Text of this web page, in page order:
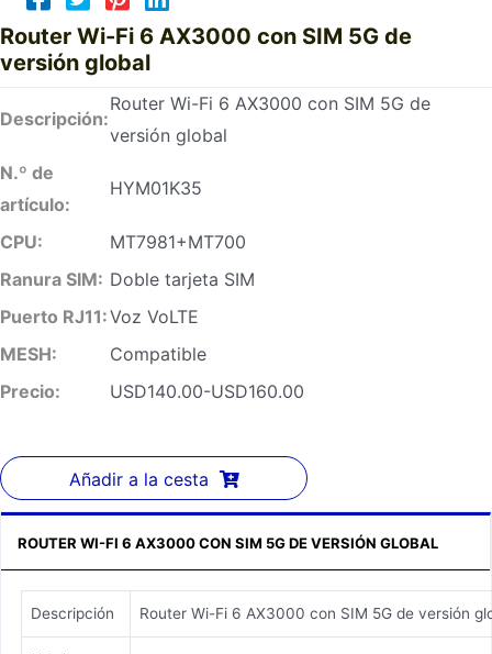
Router Wi-Fi 6 AX3000 con SIM 5G de
versión global
Descripción:
Router Wi-Fi 6 AX3000 con SIM 5G de
versión global
N.º de
artículo:
HYM01K35
CPU:
MT7981+MT700
Ranura SIM: Doble tarjeta SIM
Puerto RJ11:Voz VoLTE
MESH:
Compatible
Precio:
USD140.00-USD160.00
Añadir a la cesta
ROUTER WI-FI 6 AX3000 CON SIM 5G DE VERSIÓN GLOBAL
Descripción Router Wi-Fi 6 AX3000 con SIM 5G de versión